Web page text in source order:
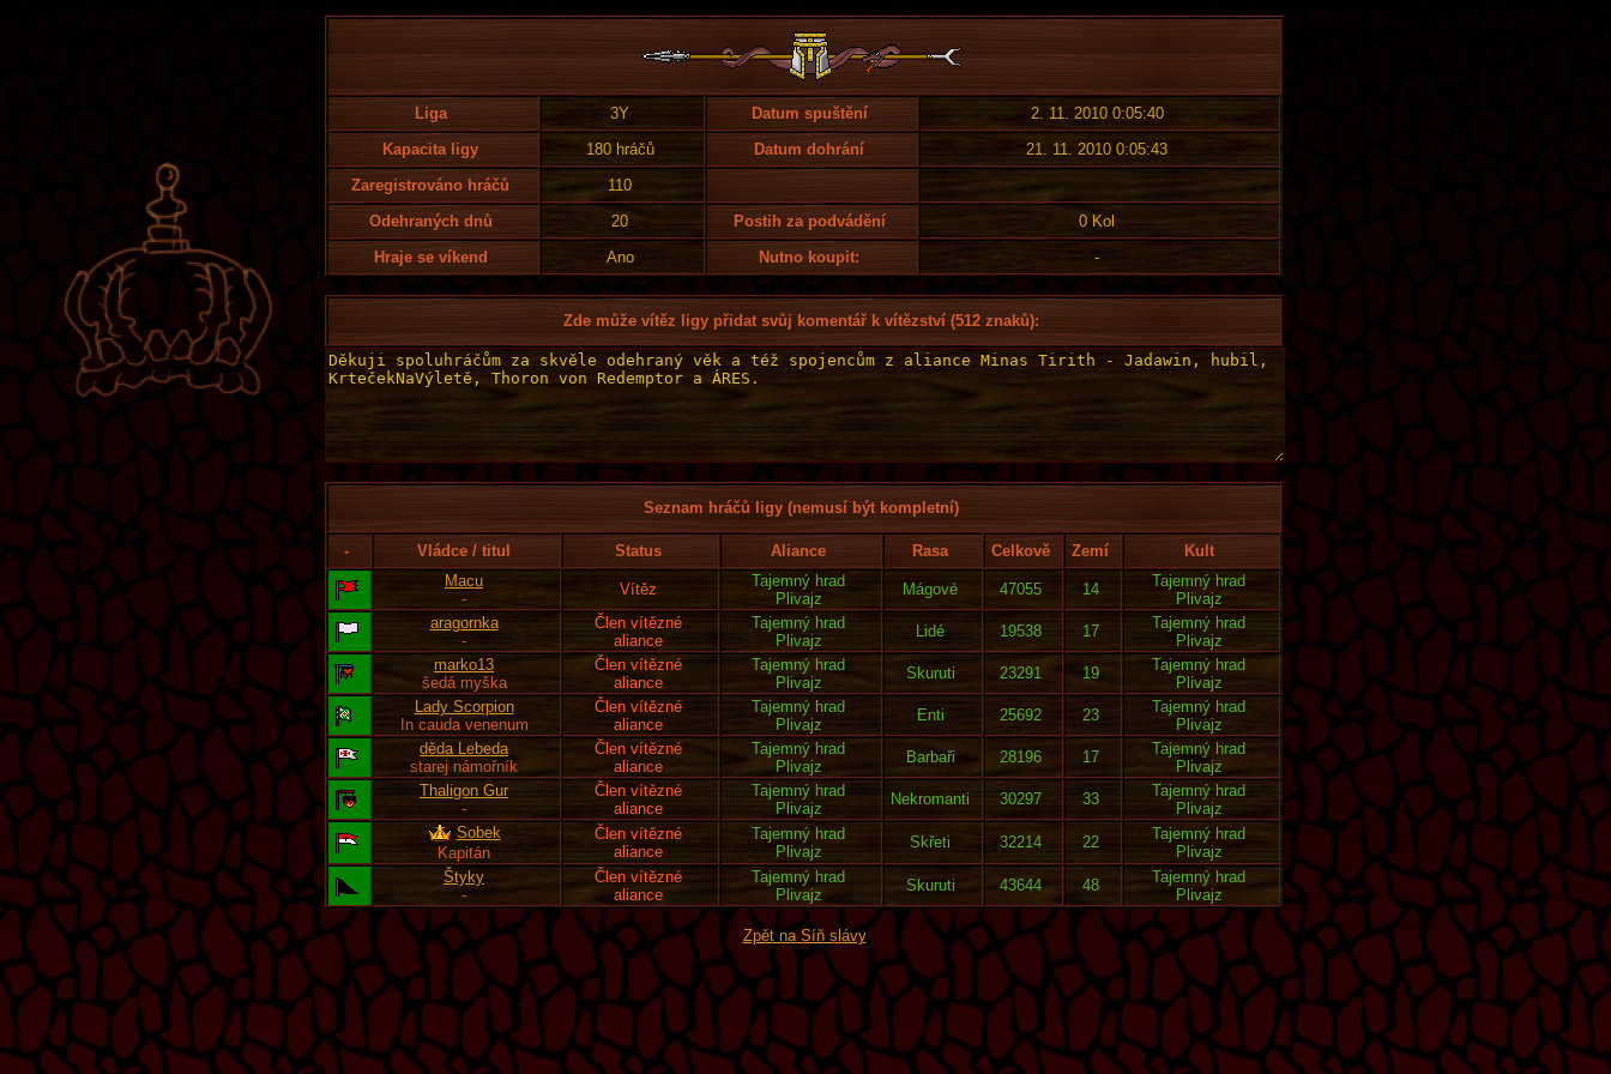
Liga 3Y Datum spuštění
2. 11. 2010 0:05:40
Kapacita ligy
180 hráčů Datum dohrání
21. 11. 2010 0:05:43
Zaregistrováno hráčů
110
Odehraných dnů
20 Postih za podvádění
0 Kol
Hraje se víkend
Ano Nutno koupit: -
Zde může vítěz ligy přidat svůj komentář k vítězství (512 znaků):
Seznam hráčů ligy (nemusí být kompletní)
- Vládce / titul Status Aliance Rasa Celkově Zemí
Kult
Macu
-
Vítěz
Tajemný hrad
Plivajz
Mágové 47055 14
Tajemný hrad
Plivajz
aragornka
-
Člen vítězné
aliance
Tajemný hrad
Plivajz
Lidé 19538 17
Tajemný hrad
Plivajz
marko13
šedá myška
Člen vítězné
aliance
Tajemný hrad
Plivajz
Skuruti 23291 19
Tajemný hrad
Plivajz
Lady Scorpion
In cauda venenum
Člen vítězné
aliance
Tajemný hrad
Plivajz
Enti 25692 23
Tajemný hrad
Plivajz
děda Lebeda
starej námořník
Člen vítězné
aliance
Tajemný hrad
Plivajz
Barbaři 28196 17
Tajemný hrad
Plivajz
Thaligon Gur
-
Člen vítězné
aliance
Tajemný hrad
Plivajz
Nekromanti 30297 33
Tajemný hrad
Plivajz
Sobek
Kapitán
Člen vítězné
aliance
Tajemný hrad
Plivajz
Skřeti 32214 22
Tajemný hrad
Plivajz
Štyky
-
Člen vítězné
aliance
Tajemný hrad
Plivajz
Skuruti 43644 48
Tajemný hrad
Plivajz
Zpět na Síň slávy